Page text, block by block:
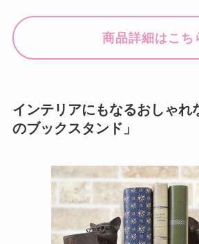
商品詳細はこち
インテリアにもなるおしゃれ
のブックスタンド」